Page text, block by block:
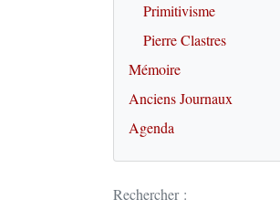
Primitivisme
Pierre Clastres
Mémoire
Anciens Journaux
Agenda
Rechercher :